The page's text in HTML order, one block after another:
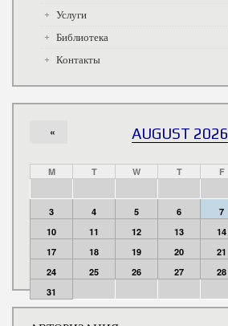
Услуги
Библиотека
Контакты
AUGUST 2026
«
M T W T F
3
4 5 6 7
10
11 12 13 14
17
18 19 20 21
24
25 26 27 28
31